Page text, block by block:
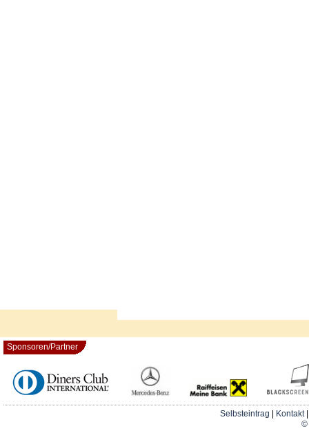
Sponsoren/Partner
Selbsteintrag Kontakt
©